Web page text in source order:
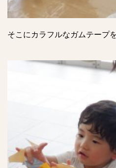
そこにカラフルなガムテープ